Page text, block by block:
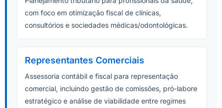
com foco em otimização fiscal de clínicas,
consultórios e sociedades médicas/odontológicas.
Representantes Comerciais
Assessoria contábil e fiscal para representação
comercial, incluindo gestão de comissões, pró-labore
estratégico e análise de viabilidade entre regimes